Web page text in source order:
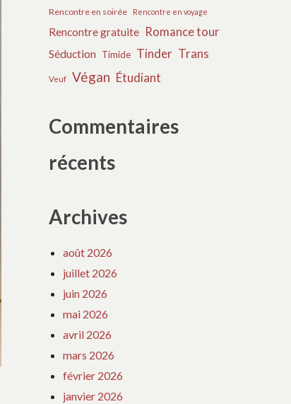
Rencontre en soirée Rencontre en voyage
Rencontre gratuite Romance tour
Séduction Timide Tinder Trans
Veuf Végan Étudiant
Commentaires
récents
Archives
août 2026
juillet 2026
juin 2026
mai 2026
avril 2026
mars 2026
février 2026
janvier 2026